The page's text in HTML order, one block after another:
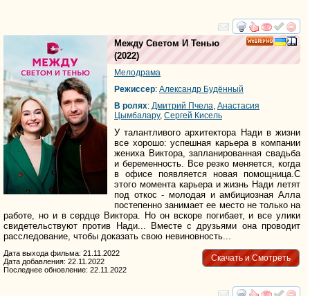
смотреть
Между Светом И Тенью
(2022)
Мелодрама
Режиссер: Александр Будённый
В ролях: Дмитрий Пчела, Анастасия
Цымбалару, Сергей Кисель
У талантливого архитектора Нади в жизни
все хорошо: успешная карьера в компании
жениха Виктора, запланированная свадьба
и беременность. Все резко меняется, когда
в офисе появляется новая помощница.С
этого момента карьера и жизнь Нади летят
под откос - молодая и амбициозная Алла
постепенно занимает ее место не только на
работе, но и в сердце Виктора. Но он вскоре погибает, и все улики
свидетельствуют против Нади... Вместе с друзьями она проводит
расследование, чтобы доказать свою невиновность...
Скачать и Смотреть
Дата выхода фильма: 21.11.2022
Дата добавления: 22.11.2022
Последнее обновление: 22.11.2022